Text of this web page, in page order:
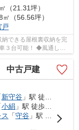
（21.31坪）
（56.56坪）
戸
できる屋根裏収納を完
中古戸建
新守谷 」駅 徒歩11分
小絹 」駅 徒歩19分
「守谷 」駅 徒歩32分